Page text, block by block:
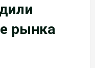
рынка